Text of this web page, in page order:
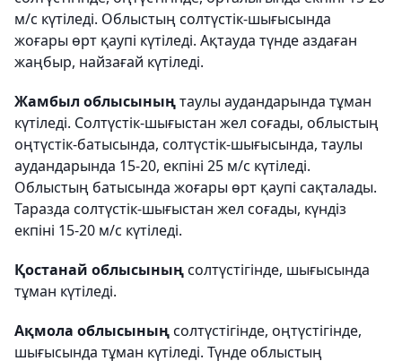
м/с күтіледі. Облыстың солтүстік-шығысында
жоғары өрт қаупі күтіледі. Ақтауда түнде аздаған
жаңбыр, найзағай күтіледі.
Жамбыл облысыныңтаулы аудандарында тұман
күтіледі. Солтүстік-шығыстан жел соғады, облыстың
оңтүстік-батысында, солтүстік-шығысында, таулы
аудандарында 15-20, екпіні 25 м/с күтіледі.
Облыстың батысында жоғары өрт қаупі сақталады.
Таразда солтүстік-шығыстан жел соғады, күндіз
екпіні 15-20 м/с күтіледі.
Қостанай облысыныңсолтүстігінде, шығысында
тұман күтіледі.
Ақмола облысыныңсолтүстігінде, оңтүстігінде,
шығысында тұман күтіледі. Түнде облыстың